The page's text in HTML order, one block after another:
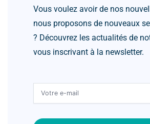
Vous voulez avoir de nos
nous proposons de nouveaux
? Découvrez les actualités de
vous inscrivant à la newsletter.